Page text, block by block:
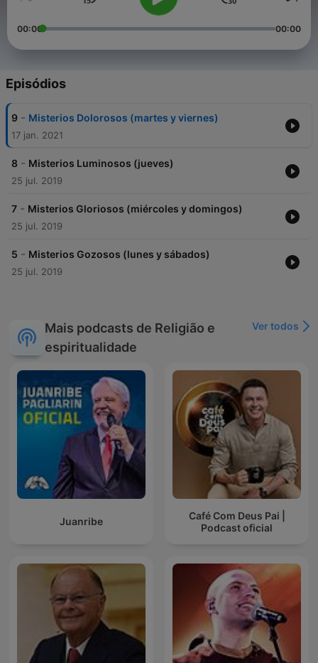
00:00 00:00
Episódios
9 - Misterios Dolorosos (martes y viernes)
17 jan. 2021
8 - Misterios Luminosos (jueves)
25 jul. 2019
7 - Misterios Gloriosos (miércoles y domingos)
25 jul. 2019
5 - Misterios Gozosos (lunes y sábados)
25 jul. 2019
Mais podcasts de Religião e
espiritualidade
Ver todos
Juanribe
Café Com Deus Pai |
Podcast oficial